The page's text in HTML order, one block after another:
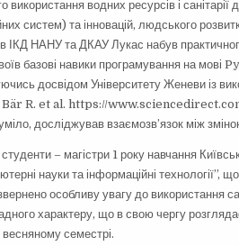
використання водних ресурсів і
систем) та інновацій, людського
ІКД НАНУ та ДКАУ Лукас набув
базові навики програмування на мові
досвідом Університету Женеви із
Bär R. et al. https://
досліджував взаємозв’язок між
– магістри 1 року навчання
науки та інформаційні технології”,
особливу увагу до використання
характеру, що в свою чергу
весняному семестрі.